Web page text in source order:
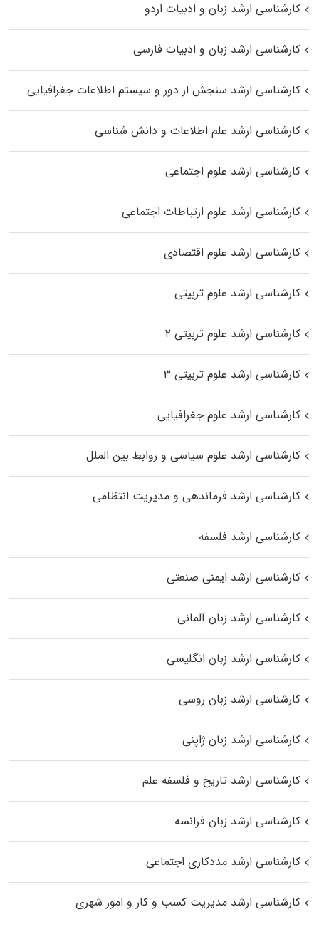
کارشناسی ارشد زبان و ادبیات اردو
کارشناسی ارشد زبان و ادبیات فارسی
کارشناسی ارشد سنجش از دور و سیستم اطلاعات جغرافیایی
کارشناسی ارشد علم اطلاعات و دانش شناسی
کارشناسی ارشد علوم اجتماعی
کارشناسی ارشد علوم ارتباطات اجتماعی
کارشناسی ارشد علوم اقتصادی
کارشناسی ارشد علوم تربیتی
کارشناسی ارشد علوم تربیتی ۲
کارشناسی ارشد علوم تربیتی ۳
کارشناسی ارشد علوم جغرافیایی
کارشناسی ارشد علوم سیاسی و روابط بین الملل
کارشناسی ارشد فرماندهی و مدیریت انتظامی
کارشناسی ارشد فلسفه
کارشناسی ارشد ایمنی صنعتی
کارشناسی ارشد زبان آلمانی
کارشناسی ارشد زبان انگلیسی
کارشناسی ارشد زبان روسی
کارشناسی ارشد زبان ژاپنی
کارشناسی ارشد تاریخ و فلسفه علم
کارشناسی ارشد زبان فرانسه
کارشناسی ارشد مددکاری اجتماعی
کارشناسی ارشد مدیریت کسب و کار و امور شهری